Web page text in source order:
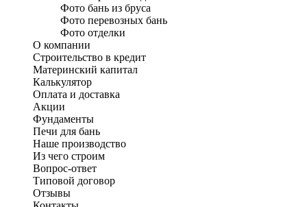
Фото бань из бруса
Фото перевозных бань
Фото отделки
О компании
Строительство в кредит
Материнский капитал
Калькулятор
Оплата и доставка
Акции
Фундаменты
Печи для бань
Наше производство
Из чего строим
Вопрос-ответ
Типовой договор
Отзывы